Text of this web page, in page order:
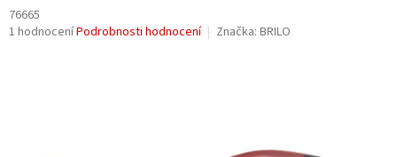
76665
Průměrné
1 hodnoceníPodrobnosti hodnocení Značka: BRILO